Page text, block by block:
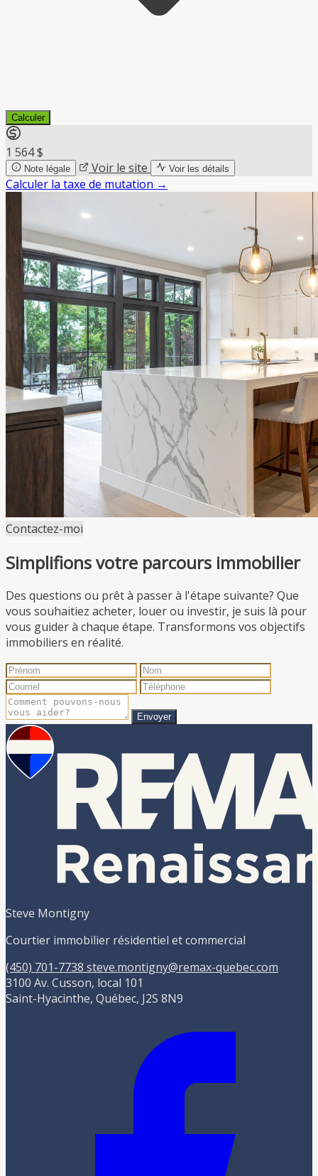
Calculer
1 564 $
Note légale Voir le site Voir les détails
Calculer la taxe de mutation →
Contactez-moi
Simplifions votre parcours immobilier
Des questions ou prêt à passer à l'étape suivante? Que
vous souhaitiez acheter, louer ou investir, je suis là pour
vous guider à chaque étape. Transformons vos objectifs
immobiliers en réalité.
Envoyer
Steve Montigny
Courtier immobilier résidentiel et commercial
(450) 701-7738 steve.montigny@remax-quebec.com
3100 Av. Cusson, local 101
Saint-Hyacinthe, Québec, J2S 8N9